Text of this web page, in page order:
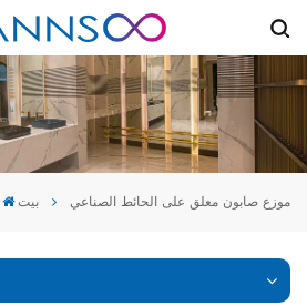
بيت موزع صابون معلق على الحائط الصناعي